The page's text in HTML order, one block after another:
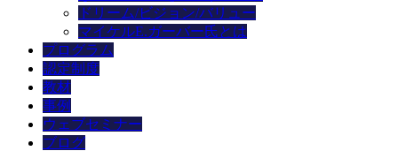
ドリーム/ビジョン/バリュー
マイケルE.ガーバー氏とは
プログラム
認定制度
教材
事例
ウェブセミナー
ブログ